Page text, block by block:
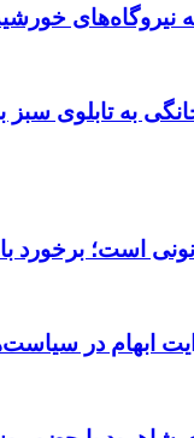
نیروگاه‌های
به تابلوی
است؛ برخورد
ابهام در